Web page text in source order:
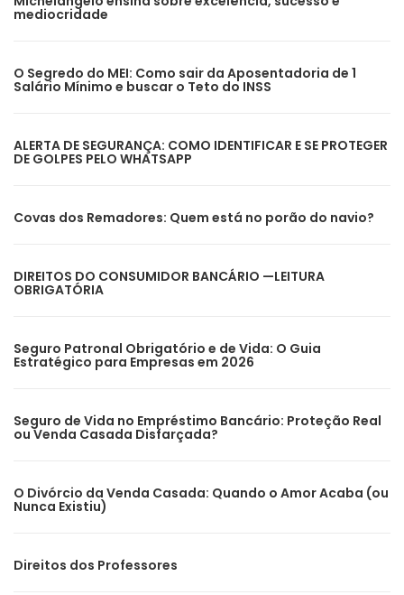
mediocridade
O Segredo do MEI: Como sair da Aposentadoria de 1
Salário Mínimo e buscar o Teto do INSS
ALERTA DE SEGURANÇA: COMO IDENTIFICAR E SE PROTEGER
DE GOLPES PELO WHATSAPP
Covas dos Remadores: Quem está no porão do navio?
DIREITOS DO CONSUMIDOR BANCÁRIO —LEITURA
OBRIGATÓRIA
Seguro Patronal Obrigatório e de Vida: O Guia
Estratégico para Empresas em 2026
Seguro de Vida no Empréstimo Bancário: Proteção Real
ou Venda Casada Disfarçada?
O Divórcio da Venda Casada: Quando o Amor Acaba (ou
Nunca Existiu)
Direitos dos Professores